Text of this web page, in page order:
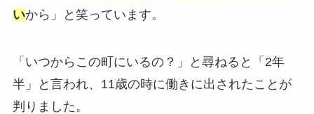
いから」と笑っています。
「いつからこの町にいるの？」と尋ねると「2年
半」と言われ、11歳の時に働きに出されたことが
判りました。